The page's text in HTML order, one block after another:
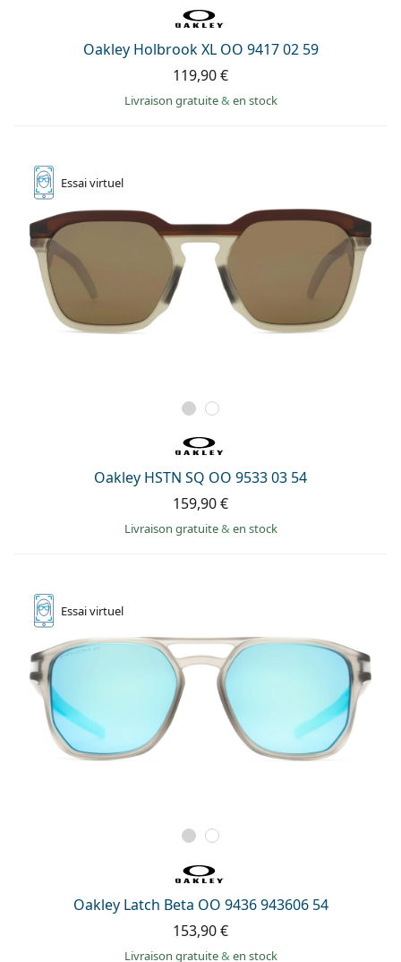
Oakley Holbrook XL OO 9417 02 59
119,90 €
Livraison gratuite& en stock
Essaivirtuel
Oakley HSTN SQ OO 9533 03 54
159,90 €
Livraison gratuite& en stock
Essaivirtuel
Oakley Latch Beta OO 9436 943606 54
153,90 €
Livraison gratuite& en stock